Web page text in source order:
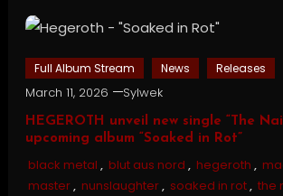
Full Album Stream News Releases
March 11, 2026 Sylwek
HEGEROTH unveil new single “The
upcoming album “Soaked in Rot”
black metal , blut aus nord , hegeroth ,
master, nunslaughter, soaked in rot, the